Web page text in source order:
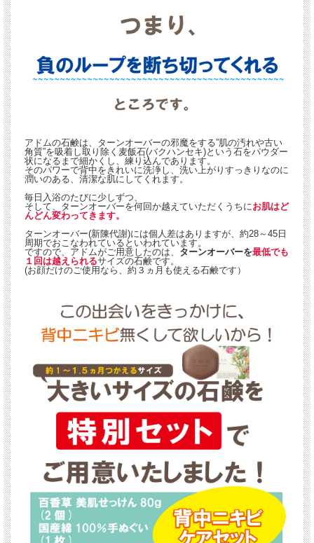
アドムの石鹸は、ターンオーバーの邪魔をする”肌の汚れや古い
角質”を吸着し取り除く麦飯石(バクハンセキ)という石をパウダー
状になるまで細かくし、練り込んであります。
そのパワーで背中をきれいに洗浄し、洗い上がりすっきりなのに
潤いのある、清潔な肌にしてくれます。
毎日入浴のたびに少しずつ、
そして、ターンオーバーを何回か越えていただくうちに お肌はど
んどん変わってきます。
ターンオーバー(新陳代謝)には個人差はありますが、約28～45日
周期でおこなわれているといわれています。
ですので、アドムがご用意したのは、 ターンオーバーを最低でも
１回は越えられるサイズの石鹸です。
(お顔だけのご使用なら、約３ヵ月も使える石鹸です）